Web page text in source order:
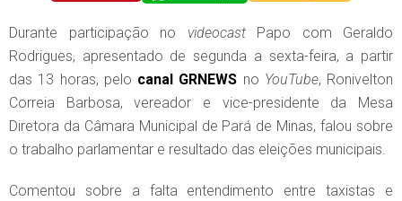
Durante participação no videocastPapo com Geraldo
Rodrigues, apresentado de segunda a sexta-feira, a partir
das 13 horas, pelo canal GRNEWS no YouTube, Ronivelton
Correia Barbosa, vereador e vice-presidente da Mesa
Diretora da Câmara Municipal de Pará de Minas, falou sobre
o trabalho parlamentar e resultado das eleições municipais.
Comentou sobre a falta entendimento entre taxistas e